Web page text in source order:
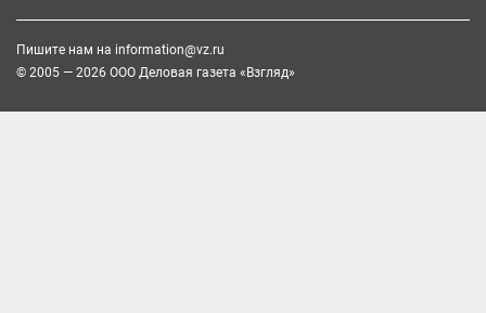
Пишите нам на information@vz.ru
© 2005 — 2026 ООО Деловая газета «Взгляд»